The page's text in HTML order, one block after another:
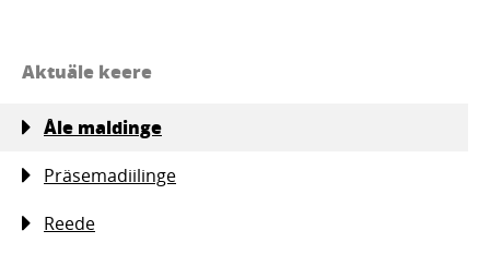
Aktuäle keere
Åle maldinge
Präsemadiilinge
Reede